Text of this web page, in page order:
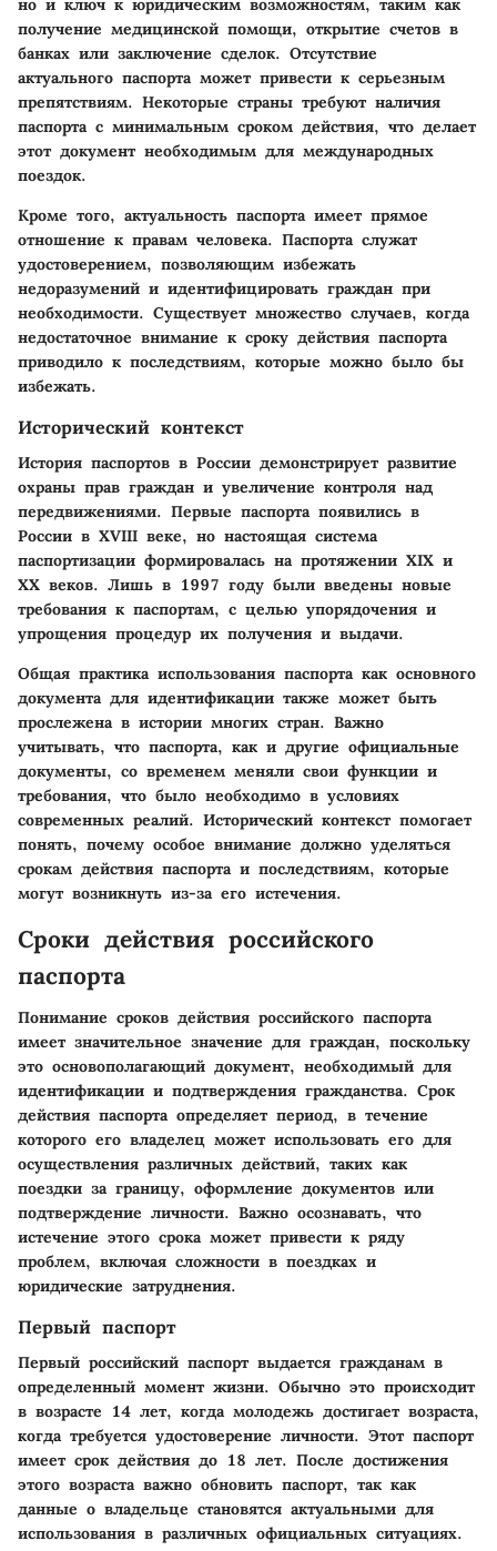
получение медицинской помощи, открытие счетов в
банках или заключение сделок. Отсутствие
актуального паспорта может привести к серьезным
препятствиям. Некоторые страны требуют наличия
паспорта с минимальным сроком действия, что делает
этот документ необходимым для международных
поездок.
Кроме того, актуальность паспорта имеет прямое
отношение к правам человека. Паспорта служат
удостоверением, позволяющим избежать
недоразумений и идентифицировать граждан при
необходимости. Существует множество случаев, когда
недостаточное внимание к сроку действия паспорта
приводило к последствиям, которые можно было бы
избежать.
Исторический контекст
История паспортов в России демонстрирует развитие
охраны прав граждан и увеличение контроля над
передвижениями. Первые паспорта появились в
России в XVIII веке, но настоящая система
паспортизации формировалась на протяжении XIX и
XX веков. Лишь в 1997 году были введены новые
требования к паспортам, с целью упорядочения и
упрощения процедур их получения и выдачи.
Общая практика использования паспорта как основного
документа для идентификации также может быть
прослежена в истории многих стран. Важно
учитывать, что паспорта, как и другие официальные
документы, со временем меняли свои функции и
требования, что было необходимо в условиях
современных реалий. Исторический контекст помогает
понять, почему особое внимание должно уделяться
срокам действия паспорта и последствиям, которые
могут возникнуть из-за его истечения.
Сроки действия российского
паспорта
Понимание сроков действия российского паспорта
имеет значительное значение для граждан, поскольку
это основополагающий документ, необходимый для
идентификации и подтверждения гражданства. Срок
действия паспорта определяет период, в течение
которого его владелец может использовать его для
осуществления различных действий, таких как
поездки за границу, оформление документов или
подтверждение личности. Важно осознавать, что
истечение этого срока может привести к ряду
проблем, включая сложности в поездках и
юридические затруднения.
Первый паспорт
Первый российский паспорт выдается гражданам в
определенный момент жизни. Обычно это происходит
в возрасте 14 лет, когда молодежь достигает возраста,
когда требуется удостоверение личности. Этот паспорт
имеет срок действия до 18 лет. После достижения
этого возраста важно обновить паспорт, так как
данные о владельце становятся актуальными для
использования в различных официальных ситуациях.